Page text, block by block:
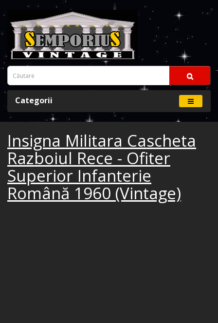
Categorii
Insigna Militara Cascheta
Razboiul Rece - Ofiter
Superior Infanterie
Română 1960 (Vintage)